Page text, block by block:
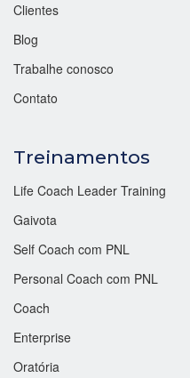
Clientes
Blog
Trabalhe conosco
Contato
Treinamentos
Life Coach Leader Training
Gaivota
Self Coach com PNL
Personal Coach com PNL
Coach
Enterprise
Oratória